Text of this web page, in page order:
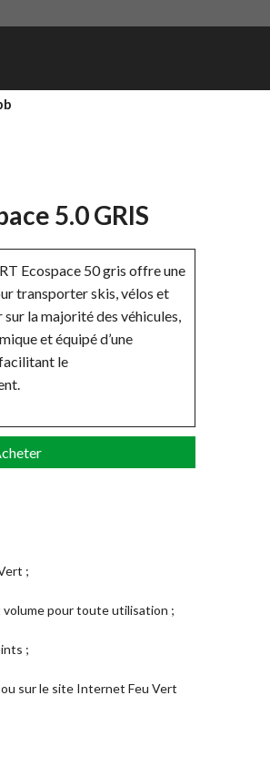
5.0 GRIS
Ecospace 50 gris offre une
transporter skis, vélos et
la majorité des véhicules,
et équipé d’une
le
;
pour toute utilisation ;
;
sur le site Internet Feu Vert